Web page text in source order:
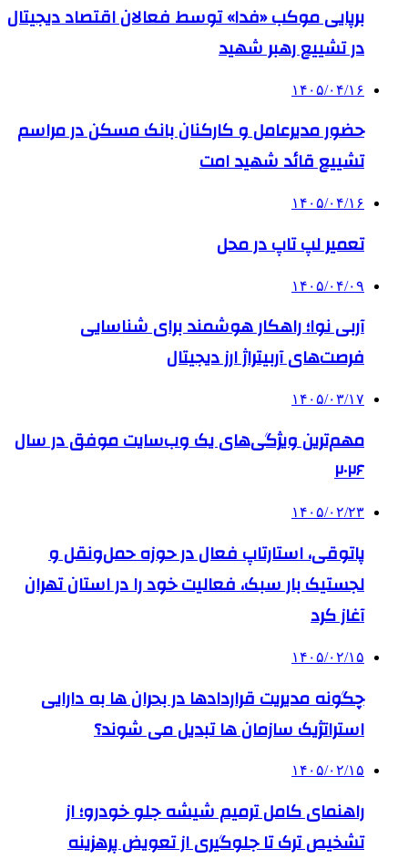
برپایی موکب «فدا» توسط فعالان اقتصاد دیجیتال
در تشییع رهبر شهید
۱۴۰۵/۰۴/۱۶
حضور مدیرعامل و کارکنان بانک مسکن در مراسم
تشییع قائد شهید امت
۱۴۰۵/۰۴/۱۶
تعمیر لپ تاپ در محل
۱۴۰۵/۰۴/۰۹
آربی نوا؛ راهکار هوشمند برای شناسایی
فرصت‌های آربیتراژ ارز دیجیتال
۱۴۰۵/۰۳/۱۷
مهم‌ترین ویژگی‌های یک وب‌سایت موفق در سال
۲۰۲۶
۱۴۰۵/۰۲/۲۳
پاتوقی، استارتاپ فعال در حوزه حمل‌ونقل و
لجستیک بار سبک، فعالیت خود را در استان تهران
آغاز کرد
۱۴۰۵/۰۲/۱۵
چگونه مدیریت قراردادها در بحران ها به دارایی
استراتژیک سازمان ها تبدیل می شوند؟
۱۴۰۵/۰۲/۱۵
راهنمای کامل ترمیم شیشه جلو خودرو؛ از
تشخیص ترک تا جلوگیری از تعویض پرهزینه